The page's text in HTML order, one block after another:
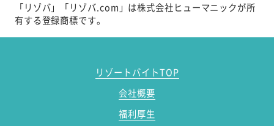
「リゾバ」「リゾバ.com」は株式会社ヒューマニックが所
有する登録商標です。
リゾートバイトTOP
会社概要
福利厚生